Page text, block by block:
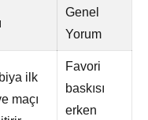
Genel
Yorum
ilk
maçı
Favori
baskısı
erken